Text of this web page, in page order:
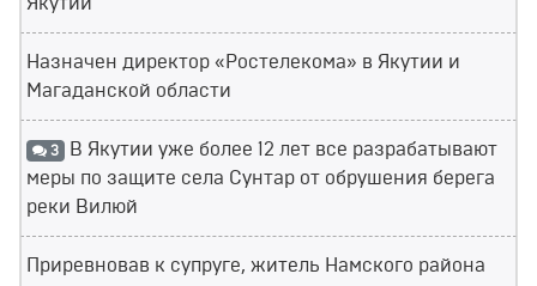
Назначен директор «Ростелекома» в Якутии и
Магаданской области
3 В Якутии уже более 12 лет все разрабатывают
меры по защите села Сунтар от обрушения берега
реки Вилюй
Приревновав к супруге, житель Намского района